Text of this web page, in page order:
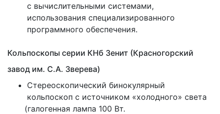
с вычислительными системами,
использования специализированного
программного обеспечения.
Кольпоскопы серии КНб Зенит (Красногорский
завод им. С.А. Зверева)
Стереоскопический бинокулярный
кольпоскоп с источником «холодного» света
(галогенная лампа 100 Вт.